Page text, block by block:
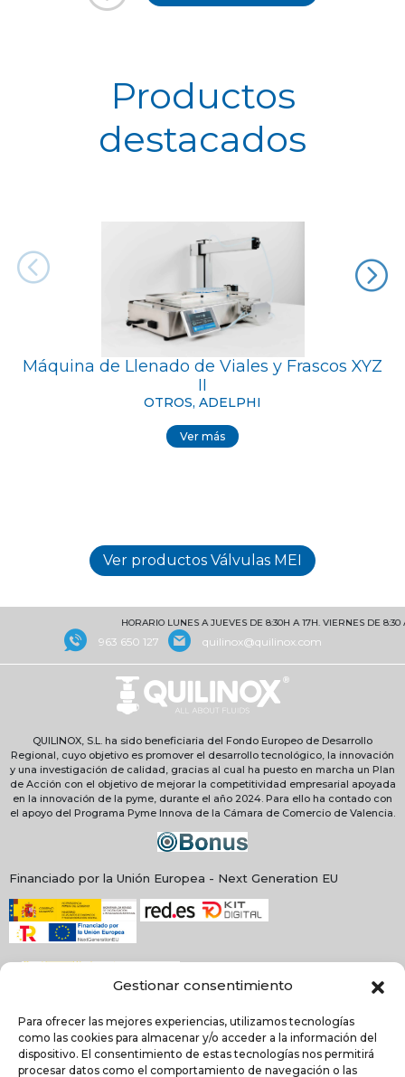
Gestionar consentimiento
Para ofrecer las mejores experiencias, utilizamos tecnologías
como las cookies para almacenar y/o acceder a la información del
dispositivo. El consentimiento de estas tecnologías nos permitirá
procesar datos como el comportamiento de navegación o las
Productos
destacados
Máquina de Llenado de Viales y Frascos XYZ
II
OTROS, ADELPHI
Ver más
HORARIO LUNES A JUEVES DE 8:30H A 17H. VIERNES DE 8:30 A
963 650 127 quilinox@quilinox.com
QUILINOX, S.L. ha sido beneficiaria del Fondo Europeo de Desarrollo
Regional, cuyo objetivo es promover el desarrollo tecnológico, la innovación
y una investigación de calidad, gracias al cual ha puesto en marcha un Plan
de Acción con el objetivo de mejorar la competitividad empresarial apoyada
en la innovación de la pyme, durante el año 2024. Para ello ha contado con
el apoyo del Programa Pyme Innova de la Cámara de Comercio de Valencia.
Financiado por la Unión Europea - Next Generation EU